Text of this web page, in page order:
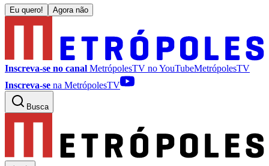
Eu quero! Agora não
Inscreva-se no canal MetrópolesTV noYouTubeMetrópolesTV
Inscreva-se na MetrópolesTV
Busca